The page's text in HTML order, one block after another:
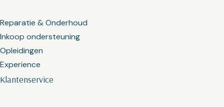
Klantenservice
Reparatie & Onderhoud
Inkoop ondersteuning
Opleidingen
Experience